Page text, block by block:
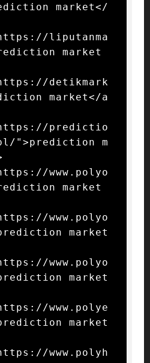
market</
liputanma
market
detikmark
market</a
predictio
">prediction m
www.polyo
market
www.polyo
market
www.polyo
market
www.polye
market
www.polyh